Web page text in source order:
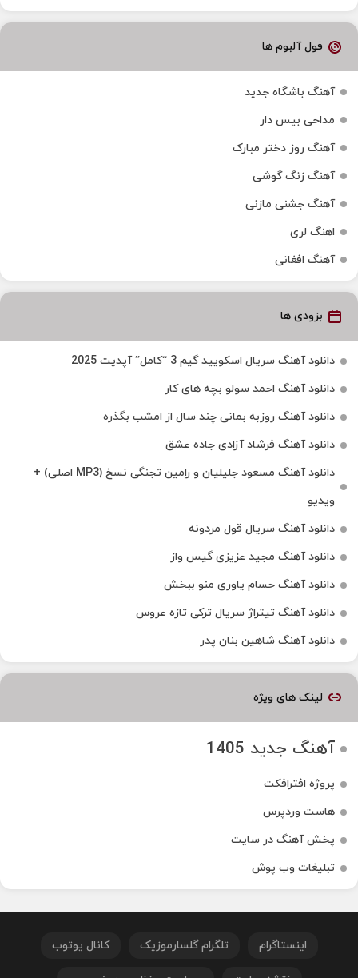
فول آلبوم ها
آهنگ باشگاه جدید
مداحی بیس دار
آهنگ روز دختر مبارک
آهنگ زنگ گوشی
آهنگ جشنی مازنی
اهنگ لری
آهنگ افغانی
بزودی ها
دانلود آهنگ سریال اسکویید گیم 3 “کامل” آپدیت 2025
دانلود آهنگ احمد سولو بچه های کار
دانلود آهنگ روزبه بمانی چند سال از امشب بگذره
دانلود آهنگ فرشاد آزادی جاده عشق
دانلود آهنگ مسعود جلیلیان و رامین تجنگی نسخ (MP3 اصلی) +
ویدیو
دانلود آهنگ سریال قول مردونه
دانلود آهنگ مجید عزیزی گیس واز
دانلود آهنگ حسام یاوری منو ببخش
دانلود آهنگ تیتراژ سریال ترکی تازه عروس
دانلود آهنگ شاهین بنان پدر
لینک های ویژه
آهنگ جدید 1405
پروژه افترافکت
هاست وردپرس
پخش آهنگ در سایت
تبلیغات وب پوش
اینستاگرام تلگرام گلسارموزیک کانال یوتوب